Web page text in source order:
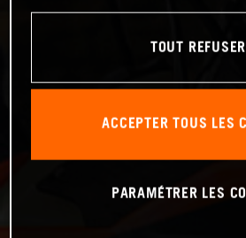
TOUT REFUSER
ACCEPTER TOUS LES
PARAMÉTRER LES